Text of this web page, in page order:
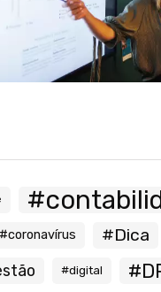
#coronavírus #Dica
#digital